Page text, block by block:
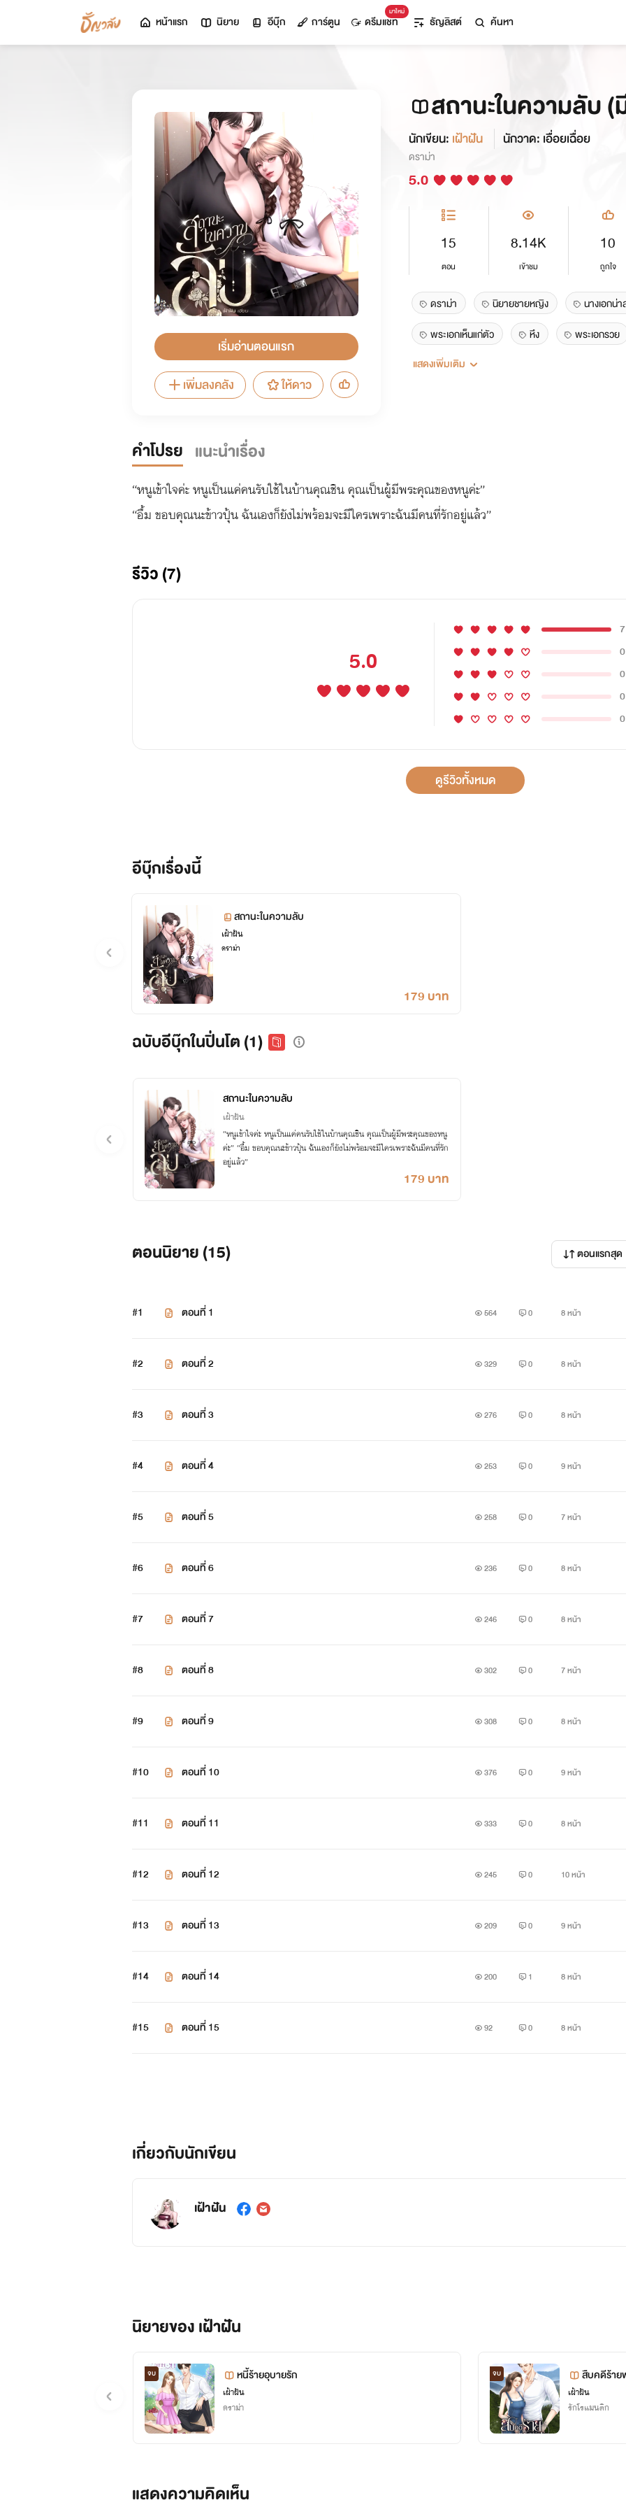
หน้าแรก นิยาย อีบุ๊ก การ์ตูน
มาใหม่
ดรีมแชท ธัญลิสต์ ค้นหา
เริ่มอ่านตอนแรก
เพิ่มลงคลัง
ให้ดาว
สถานะในความลับ
นักเขียน: เฝ้าฝัน นักวาด: เอื่อยเฉื่อย
ดราม่า
5.0
15
ตอน
8.14K
เข้าชม
10
ถูกใจ
ดราม่า นิยายชายหญิง นางเอกน่
พระเอกเห็นแก่ตัว
หึง พระเอกรวย
รักข้างเดียว
แสดงเพิ่มเติม
คำโปรย แนะนำเรื่อง
“หนูเข้าใจค่ะ หนูเป็นแค่คนรับใช้ในบ้านคุณชิน คุณเป็นผู้มีพระคุณของหนูค่ะ”
“อื้ม ขอบคุณนะข้าวปุ้น ฉันเองก็ยังไม่พร้อมจะมีใครเพราะฉันมีคนที่รักอยู่แล้ว”
รีวิว (7)
5.0
7
0
0
0
0
ดูรีวิวทั้งหมด
อีบุ๊กเรื่องนี้
สถานะในความลับ
เฝ้าฝัน
ดราม่า
179 บาท
ฉบับอีบุ๊กในปิ่นโต (1)
สถานะในความลับ
เฝ้าฝัน
“หนูเข้าใจค่ะ หนูเป็นแค่คนรับใช้ในบ้านคุณชิน คุณเป็นผู้มีพระคุณของหนู
ค่ะ” “อื้ม ขอบคุณนะข้าวปุ้น ฉันเองก็ยังไม่พร้อมจะมีใครเพราะฉันมีคนที่รัก
อยู่แล้ว”
179 บาท
ตอนนิยาย (15) ตอนแรกสุด
#1 ตอนที่ 1 564 0 8 หน้า
#2 ตอนที่ 2 329 0 8 หน้า
#3 ตอนที่ 3 276 0 8 หน้า
#4 ตอนที่ 4 253 0 9 หน้า
#5 ตอนที่ 5 258 0 7 หน้า
#6 ตอนที่ 6 236 0 8 หน้า
#7 ตอนที่ 7 246 0 8 หน้า
#8 ตอนที่ 8 302 0 7 หน้า
#9 ตอนที่ 9 308 0 8 หน้า
#10 ตอนที่ 10 376 0 9 หน้า
#11 ตอนที่ 11 333 0 8 หน้า
#12 ตอนที่ 12 245 0 10 หน้า
#13 ตอนที่ 13 209 0 9 หน้า
#14 ตอนที่ 14 200 1 8 หน้า
#15 ตอนที่ 15 92 0 8 หน้า
เกี่ยวกับนักเขียน
เฝ้าฝัน
นิยายของ เฝ้าฝัน
จบ หนี้ร้ายอุบายรัก
เฝ้าฝัน
ดราม่า
จบ สืบคดีร้าย
เฝ้าฝัน
รักโรแมนติก
แสดงความคิดเห็น